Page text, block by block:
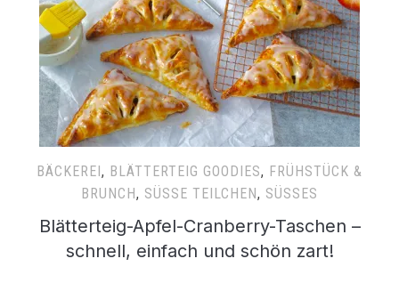
BÄCKEREI, BLÄTTERTEIG GOODIES, FRÜHSTÜCK &
BRUNCH, SÜSSE TEILCHEN , SÜSSES
Blätterteig-Apfel-Cranberry-Taschen –
schnell, einfach und schön zart!